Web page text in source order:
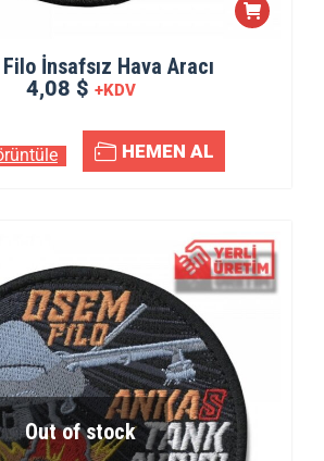
İnsafsız Hava Aracı
4,08 $ +KDV
HEMEN AL
Out of stock